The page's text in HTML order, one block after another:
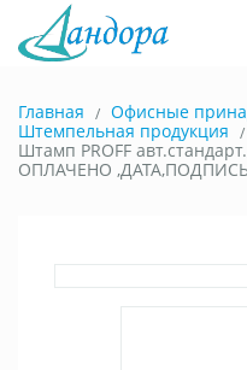
Главная
Офисные
Штемпельная продукция
Штамп PROFF
ОПЛАЧЕНО ,ДАТА,ПОДПИСЬ